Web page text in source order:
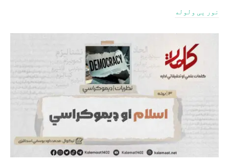
نور یی ولوله